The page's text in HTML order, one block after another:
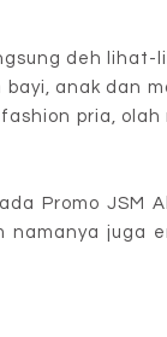
deh
anak dan
pria,
Promo JSM
namanya juga